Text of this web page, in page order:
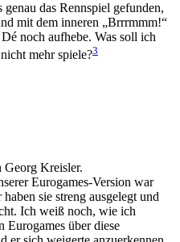
das Rennspiel gefunden,
mit dem inneren „Brrrmmm!“
noch aufhebe. Was soll ich
mehr spiele?3
Georg Kreisler.
Eurogames-Version war
sie streng ausgelegt und
Ich weiß noch, wie ich
Eurogames über diese